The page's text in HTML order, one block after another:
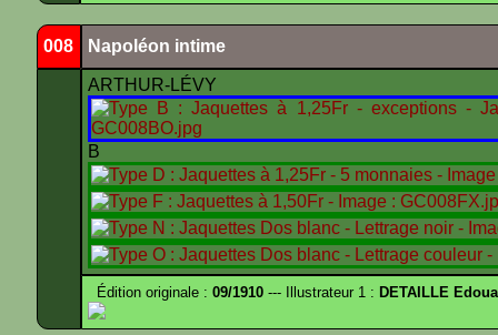
008 Napoléon intime
ARTHUR-LÉVY
B
Édition originale : 09/1910 --- Illustrateur 1 : DETAILLE